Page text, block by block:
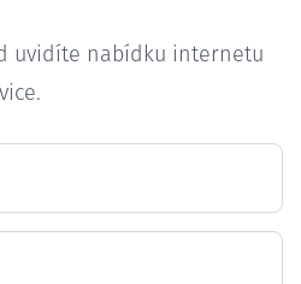
uvidíte nabídku internetu